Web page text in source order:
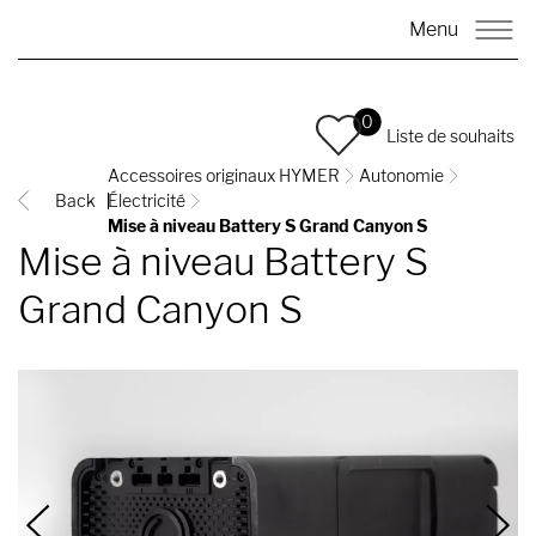
Menu
0
Liste de souhaits
Back
Accessoires originaux HYMER
Autonomie
Électricité
Mise à niveau Battery S Grand Canyon S
Mise à niveau Battery S
Grand Canyon S